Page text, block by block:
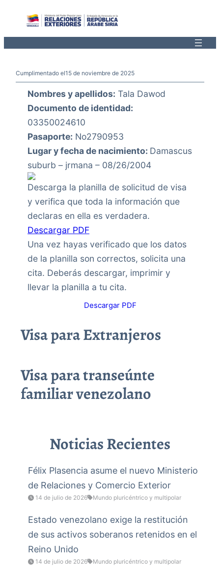
Cumplimentado el15 de noviembre de 2025
Nombres y apellidos: Tala Dawod
Documento de identidad:
03350024610
Pasaporte: No2790953
Lugar y fecha de nacimiento: Damascus
suburb – jrmana – 08/26/2004
Descarga la planilla de solicitud de visa
y verifica que toda la información que
declaras en ella es verdadera.
Descargar PDF
Una vez hayas verificado que los datos
de la planilla son correctos, solicita una
cita. Deberás descargar, imprimir y
llevar la planilla a tu cita.
Descargar PDF
Visa para Extranjeros
Visa para transeúnte
familiar venezolano
Noticias Recientes
Félix Plasencia asume el nuevo Ministerio
de Relaciones y Comercio Exterior
14 de julio de 2026 Mundo pluricéntrico y multipolar
Estado venezolano exige la restitución
de sus activos soberanos retenidos en el
Reino Unido
14 de julio de 2026 Mundo pluricéntrico y multipolar